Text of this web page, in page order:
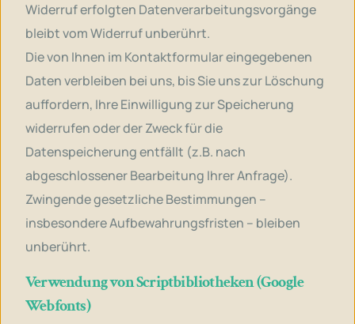
Widerruf erfolgten Datenverarbeitungsvorgänge
bleibt vom Widerruf unberührt.
Die von Ihnen im Kontaktformular eingegebenen
Daten verbleiben bei uns, bis Sie uns zur Löschung
auffordern, Ihre Einwilligung zur Speicherung
widerrufen oder der Zweck für die
Datenspeicherung entfällt (z.B. nach
abgeschlossener Bearbeitung Ihrer Anfrage).
Zwingende gesetzliche Bestimmungen –
insbesondere Aufbewahrungsfristen – bleiben
unberührt.
Verwendung von Scriptbibliotheken (Google
Webfonts)